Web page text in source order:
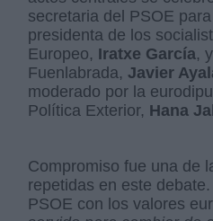
secretaria del PSOE
presidenta de los
Europeo, Iratxe García,
Fuenlabrada, Javier
moderado por la
Política Exterior, Hana
Compromiso fue una de
repetidas en este
PSOE con los valores